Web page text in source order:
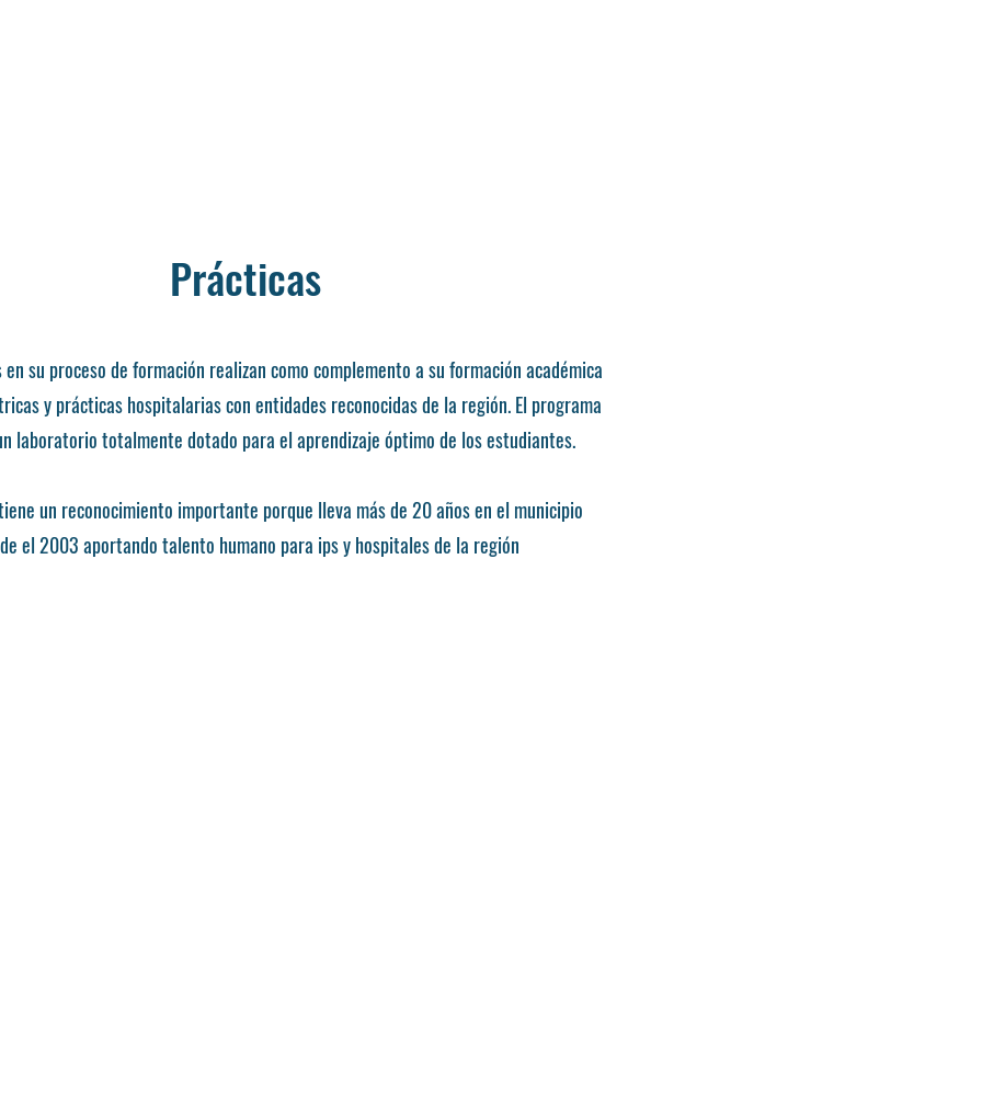
Prácticas
su proceso de formación realizan como complemento a su formación académica
y prácticas hospitalarias con entidades reconocidas de la región. El programa
laboratorio totalmente dotado para el aprendizaje óptimo de los estudiantes.
un reconocimiento importante porque lleva más de 20 años en el municipio
el 2003 aportando talento humano para ips y hospitales de la región